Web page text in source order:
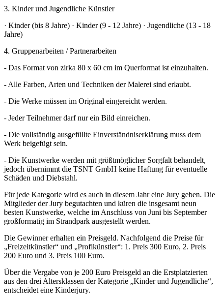
3. Kinder und Jugendliche Künstler
· Kinder (bis 8 Jahre) · Kinder (9 - 12 Jahre) · Jugendliche (13 - 18
Jahre)
4. Gruppenarbeiten / Partnerarbeiten
- Das Format von zirka 80 x 60 cm im Querformat ist einzuhalten.
- Alle Farben, Arten und Techniken der Malerei sind erlaubt.
- Die Werke müssen im Original eingereicht werden.
- Jeder Teilnehmer darf nur ein Bild einreichen.
- Die vollständig ausgefüllte Einverständniserklärung muss dem
Werk beigefügt sein.
- Die Kunstwerke werden mit größtmöglicher Sorgfalt behandelt,
jedoch übernimmt die TSNT GmbH keine Haftung für eventuelle
Schäden und Diebstahl.
Für jede Kategorie wird es auch in diesem Jahr eine Jury geben. Die
Mitglieder der Jury begutachten und küren die insgesamt neun
besten Kunstwerke, welche im Anschluss von Juni bis September
großformatig im Strandpark ausgestellt werden.
Die Gewinner erhalten ein Preisgeld. Nachfolgend die Preise für
„Freizeitkünstler“ und „Profikünstler“: 1. Preis 300 Euro, 2. Preis
200 Euro und 3. Preis 100 Euro.
Über die Vergabe von je 200 Euro Preisgeld an die Erstplatzierten
aus den drei Altersklassen der Kategorie „Kinder und Jugendliche“,
entscheidet eine Kinderjury.